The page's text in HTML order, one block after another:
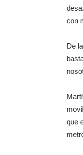
con
‎De
que